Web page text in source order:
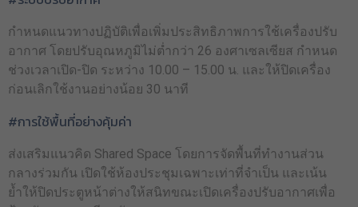
กำหนดแนวทางปฏิบัติเพื่อเพิ่มประสิทธิภาพการใช้เครื่องปรับ
อากาศ โดยปรับอุณหภูมิไม่ต่ำกว่า 26 องศาเซลเซียส กำหนด
ช่วงเวลาเปิด-ปิด ระหว่าง 10.00 – 15.00 น. และให้ปิดเครื่อง
ก่อนเลิกใช้งานอย่างน้อย 30 นาที
#การใช้พื้นที่อย่างคุ้มค่า
ส่งเสริมแนวคิด Shared Space โดยการจัดพื้นที่ทำงานส่วน
กลางร่วมกัน เปิดใช้ห้องประชุมเฉพาะเท่าที่จำเป็น และเน้น
ย้ำให้ปิดประตูหน้าต่างให้สนิทขณะเปิดเครื่องปรับอากาศเพื่อ